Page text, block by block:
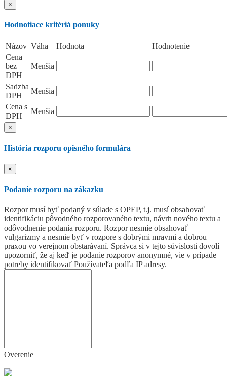
×
Hodnotiace kritériá ponuky
Názov Váha Hodnota
Hodnotenie
Cena
bez
DPH
Menšia
Sadzba
DPH
Menšia
Cena s
DPH
Menšia
×
História rozporu opisného formulára
×
Podanie rozporu na zákazku
Rozpor musí byť podaný v súlade s OPEP, t.j. musí obsahovať
identifikáciu pôvodného rozporovaného textu, návrh nového textu a
odôvodnenie podania rozporu. Rozpor nesmie obsahovať
vulgarizmy a nesmie byť v rozpore s dobrými mravmi a dobrou
praxou vo verejnom obstarávaní. Správca si v tejto súvislosti dovolí
upozorniť, že aj keď je podanie rozporov anonymné, vie v prípade
potreby identifikovať Používateľa podľa IP adresy.
Overenie